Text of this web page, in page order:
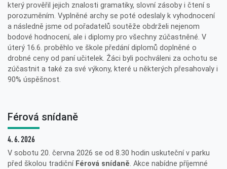
který prověřil jejich znalosti gramatiky, slovní zásoby i čtení s
porozuměním. Vyplněné archy se poté odeslaly k vyhodnocení
a následně jsme od pořadatelů soutěže obdrželi nejenom
bodové hodnocení, ale i diplomy pro všechny zúčastněné. V
úterý 16.6. proběhlo ve škole předání diplomů doplněné o
drobné ceny od paní učitelek. Žáci byli pochváleni za ochotu se
zúčastnit a také za své výkony, které u některých přesahovaly i
90% úspěšnost.
Férová snídaně
4. 6. 2026
V sobotu 20. června 2026 se od 8.30 hodin uskuteční v parku
před školou tradiční Férová snídaně. Akce nabídne příjemné